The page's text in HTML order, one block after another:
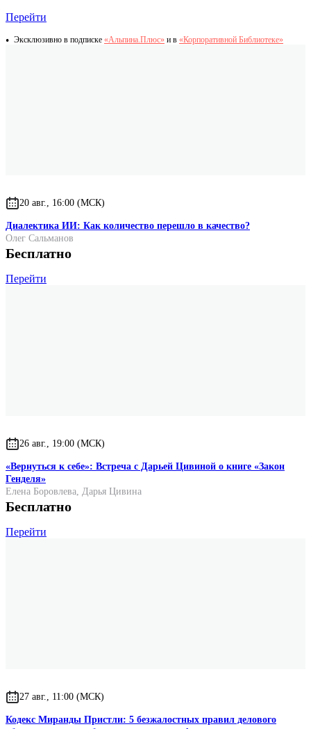
Перейти
Эксклюзивно в подписке «Альпина.Плюс» и в «Корпоративной Библиотеке»
20 авг., 16:00 (МСК)
Диалектика ИИ: Как количество перешло в качество?
Олег Сальманов
Бесплатно
Перейти
26 авг., 19:00 (МСК)
«Вернуться к себе»: Встреча с Дарьей Цивиной о книге «Закон
Генделя»
Елена Боровлева, Дарья Цивина
Бесплатно
Перейти
27 авг., 11:00 (МСК)
Кодекс Миранды Пристли: 5 безжалостных правил делового